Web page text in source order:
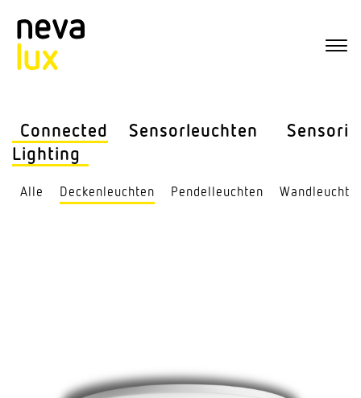
Connected
Lighting
Sensor­leuchten Sensorik
Alle Decken­leuchten Pendel­leuchten